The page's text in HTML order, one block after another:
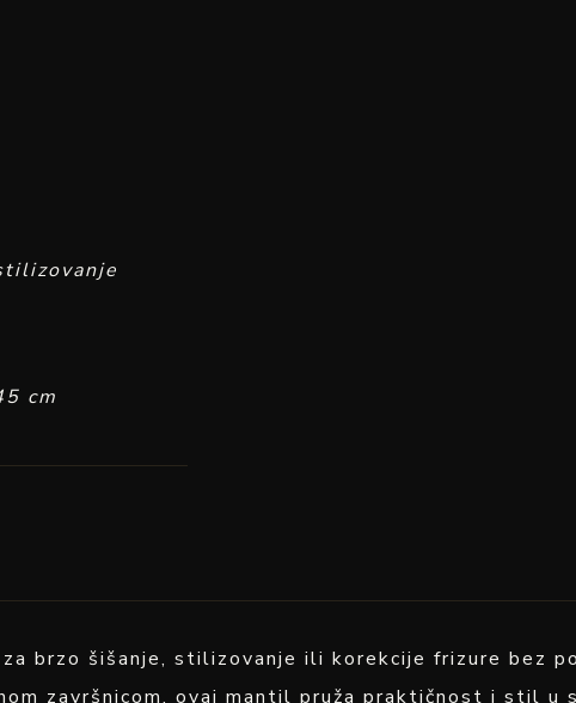
cm
brzo šišanje, stilizovanje ili korekcije frizure bez
završnicom, ovaj mantil pruža praktičnost i stil u